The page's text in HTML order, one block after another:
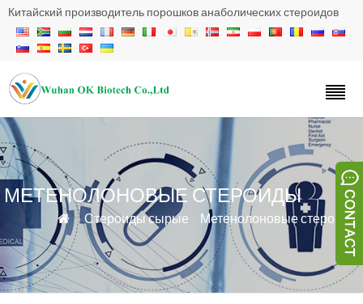
Китайский производитель порошков анаболических стероидов
МЕТЕНОЛОНОВЫЕ СТЕРОИДЫ
 »Стероиды сырые Метенолоновые стероиды